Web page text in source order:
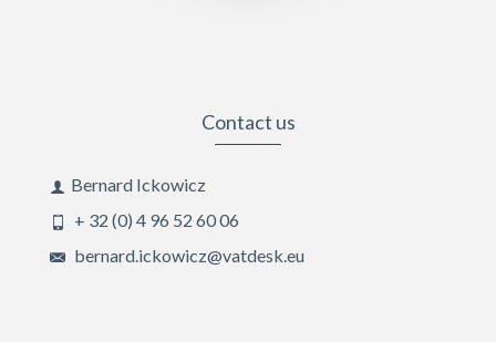
Contact us
Bernard Ickowicz
+ 32 (0) 4 96 52 60 06
bernard.ickowicz@vatdesk.eu